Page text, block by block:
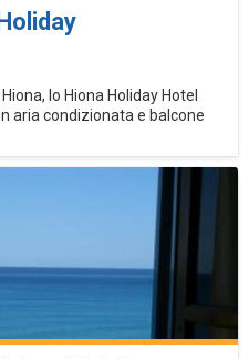
lo Hiona Holiday Hotel
aria condizionata e balcone